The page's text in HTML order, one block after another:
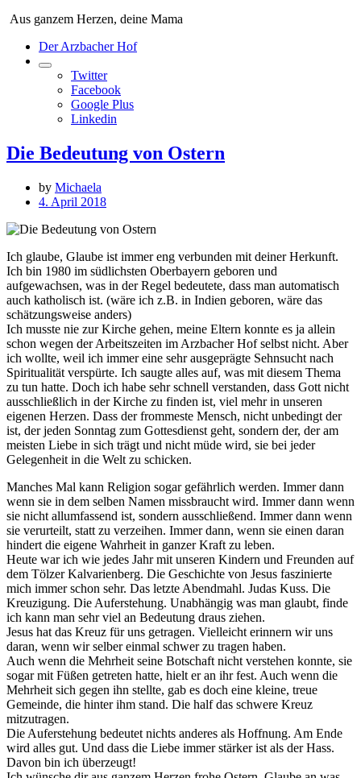
Aus ganzem Herzen, deine Mama
Der Arzbacher Hof
Twitter
Facebook
Google Plus
Linkedin
Die Bedeutung von Ostern
by Michaela
4. April 2018
Ich glaube, Glaube ist immer eng verbunden mit deiner Herkunft.
Ich bin 1980 im südlichsten Oberbayern geboren und
aufgewachsen, was in der Regel bedeutete, dass man automatisch
auch katholisch ist. (wäre ich z.B. in Indien geboren, wäre das
schätzungsweise anders)
Ich musste nie zur Kirche gehen, meine Eltern konnte es ja allein
schon wegen der Arbeitszeiten im Arzbacher Hof selbst nicht. Aber
ich wollte, weil ich immer eine sehr ausgeprägte Sehnsucht nach
Spiritualität verspürte. Ich saugte alles auf, was mit diesem Thema
zu tun hatte. Doch ich habe sehr schnell verstanden, dass Gott nicht
ausschließlich in der Kirche zu finden ist, viel mehr in unseren
eigenen Herzen. Dass der frommeste Mensch, nicht unbedingt der
ist, der jeden Sonntag zum Gottesdienst geht, sondern der, der am
meisten Liebe in sich trägt und nicht müde wird, sie bei jeder
Gelegenheit in die Welt zu schicken.
Manches Mal kann Religion sogar gefährlich werden. Immer dann
wenn sie in dem selben Namen missbraucht wird. Immer dann wenn
sie nicht allumfassend ist, sondern ausschließend. Immer dann wenn
sie verurteilt, statt zu verzeihen. Immer dann, wenn sie einen daran
hindert die eigene Wahrheit in ganzer Kraft zu leben.
Heute war ich wie jedes Jahr mit unseren Kindern und Freunden auf
dem Tölzer Kalvarienberg. Die Geschichte von Jesus faszinierte
mich immer schon sehr. Das letzte Abendmahl. Judas Kuss. Die
Kreuzigung. Die Auferstehung. Unabhängig was man glaubt, finde
ich kann man sehr viel an Bedeutung draus ziehen.
Jesus hat das Kreuz für uns getragen. Vielleicht erinnern wir uns
daran, wenn wir selber einmal schwer zu tragen haben.
Auch wenn die Mehrheit seine Botschaft nicht verstehen konnte, sie
sogar mit Füßen getreten hatte, hielt er an ihr fest. Auch wenn die
Mehrheit sich gegen ihn stellte, gab es doch eine kleine, treue
Gemeinde, die hinter ihm stand. Die half das schwere Kreuz
mitzutragen.
Die Auferstehung bedeutet nichts anderes als Hoffnung. Am Ende
wird alles gut. Und dass die Liebe immer stärker ist als der Hass.
Davon bin ich überzeugt!